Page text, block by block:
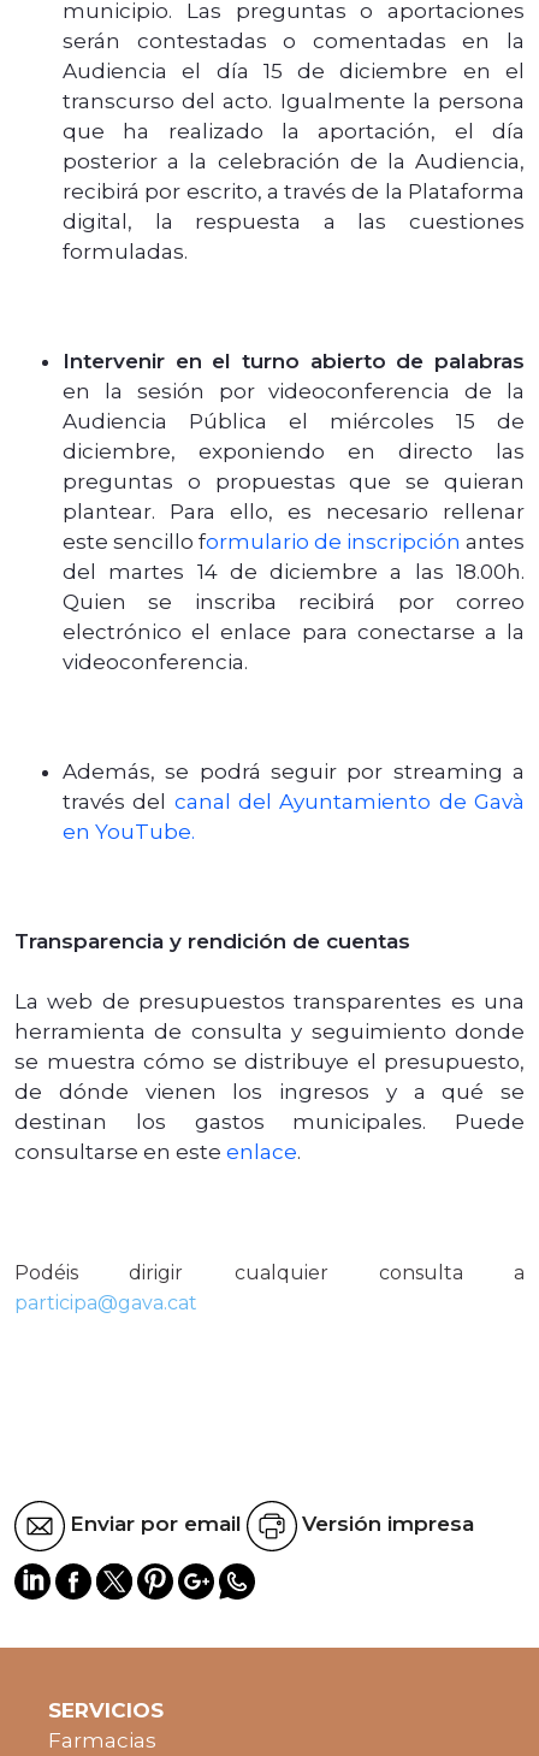
municipio. Las preguntas o aportaciones
serán contestadas o comentadas en la
Audiencia el día 15 de diciembre en el
transcurso del acto. Igualmente la persona
que ha realizado la aportación, el día
posterior a la celebración de la Audiencia,
recibirá por escrito, a través de la Plataforma
digital, la respuesta a las cuestiones
formuladas.
Intervenir en el turno abierto de palabras
en la sesión por videoconferencia de la
Audiencia Pública el miércoles 15 de
diciembre, exponiendo en directo las
preguntas o propuestas que se quieran
plantear. Para ello, es necesario rellenar
este sencillo formulario de inscripción antes
del martes 14 de diciembre a las 18.00h.
Quien se inscriba recibirá por correo
electrónico el enlace para conectarse a la
videoconferencia.
Además, se podrá seguir por streaming a
través del canal del Ayuntamiento de Gavà
en YouTube.
Transparencia y rendición de cuentas
La web de presupuestos transparentes es una
herramienta de consulta y seguimiento donde
se muestra cómo se distribuye el presupuesto,
de dónde vienen los ingresos y a qué se
destinan los gastos municipales. Puede
consultarse en este enlace.
Podéis dirigir cualquier consulta a
participa@gava.cat
Enviar por email Versión impresa
SERVICIOS
Farmacias